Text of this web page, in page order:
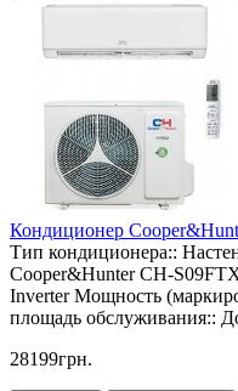
Кондиционер
Тип кондиционера::
Cooper&Hunter CH-
Inverter Мощность
площадь обслуживания::
28199грн.